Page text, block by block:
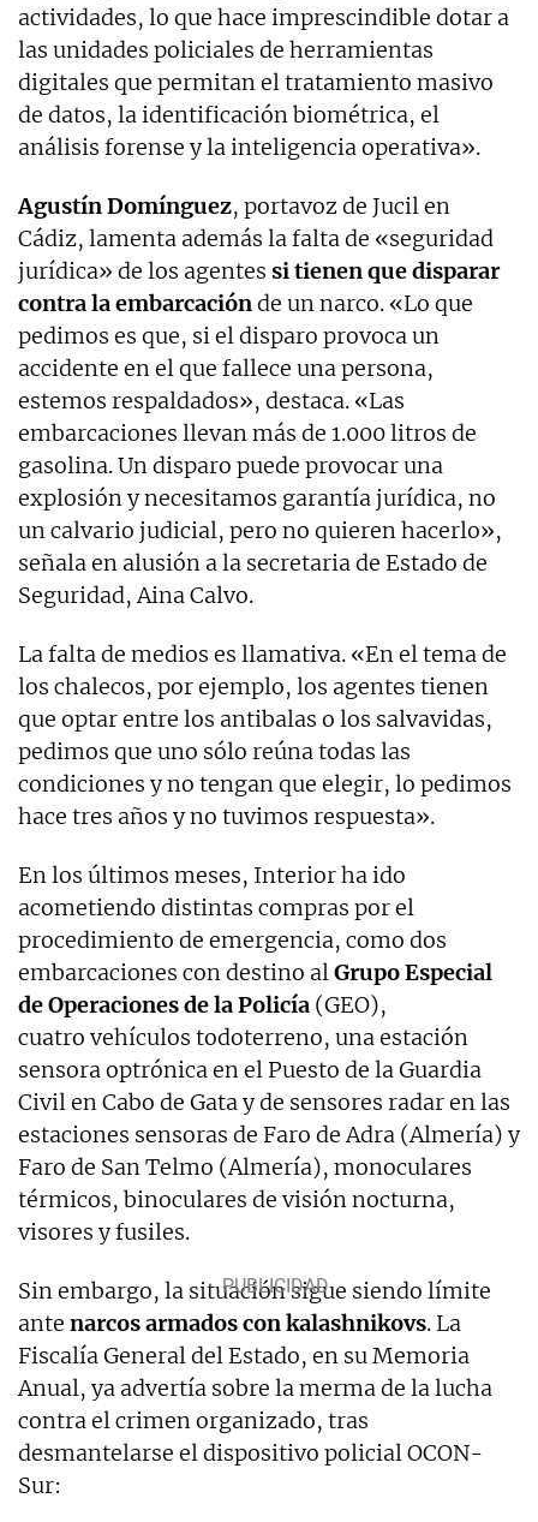
actividades, lo que hace imprescindible dotar a
las unidades policiales de herramientas
digitales que permitan el tratamiento masivo
de datos, la identificación biométrica, el
análisis forense y la inteligencia operativa».
Agustín Domínguez, portavoz de Jucil en
Cádiz, lamenta además la falta de «seguridad
jurídica» de los agentes si tienen que disparar
contra la embarcaciónde un narco. «Lo que
pedimos es que, si el disparo provoca un
accidente en el que fallece una persona,
estemos respaldados», destaca. «Las
embarcaciones llevan más de 1.000 litros de
gasolina. Un disparo puede provocar una
explosión y necesitamos garantía jurídica, no
un calvario judicial, pero no quieren hacerlo»,
señala en alusión a la secretaria de Estado de
Seguridad, Aina Calvo.
La falta de medios es llamativa. «En el tema de
los chalecos, por ejemplo, los agentes tienen
que optar entre los antibalas o los salvavidas,
pedimos que uno sólo reúna todas las
condiciones y no tengan que elegir, lo pedimos
hace tres años y no tuvimos respuesta».
En los últimos meses, Interior ha ido
acometiendo distintas compras por el
procedimiento de emergencia, como dos
embarcaciones con destino alGrupo Especial
de Operaciones de la Policía (GEO),
cuatro vehículos todoterreno, una estación
sensora optrónica en el Puesto de la Guardia
Civil en Cabo de Gata y de sensores radar en las
estaciones sensoras de Faro de Adra (Almería) y
Faro de San Telmo (Almería), monoculares
térmicos, binoculares de visión nocturna,
visores y fusiles.
Sin embargo, la situación sigue siendo límite
ante narcos armados con kalashnikovs. La
Fiscalía General del Estado, en su Memoria
Anual, ya advertía sobre la merma de la lucha
contra el crimen organizado, tras
desmantelarse el dispositivo policial OCON-
Sur: